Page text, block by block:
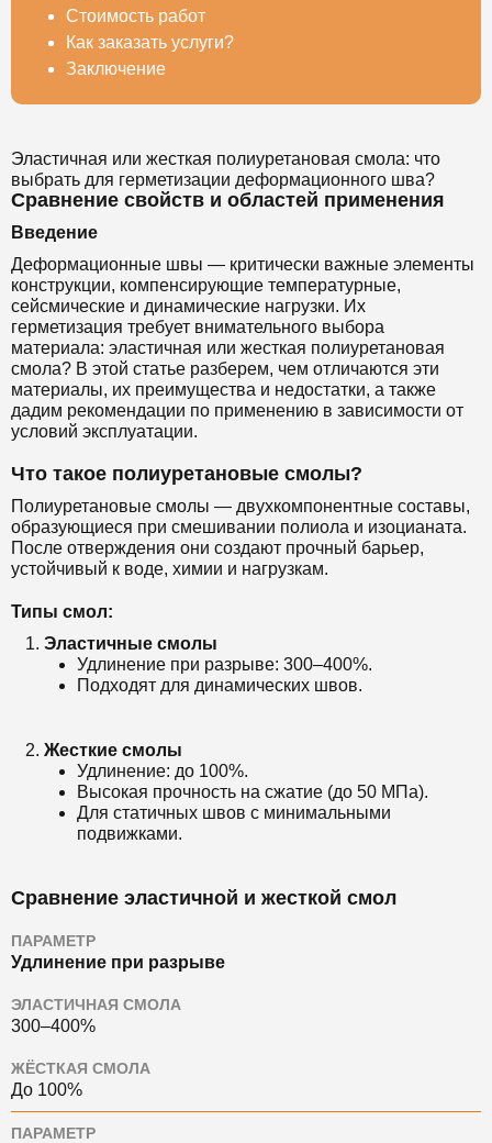
Стоимость работ
Как заказать услуги?
Заключение
Эластичная или жесткая полиуретановая смола: что
выбрать для герметизации деформационного шва?
Сравнение свойств и областей применения
Введение
Деформационные швы — критически важные элементы
конструкции, компенсирующие температурные,
сейсмические и динамические нагрузки. Их
герметизация требует внимательного выбора
материала: эластичная или жесткая полиуретановая
смола? В этой статье разберем, чем отличаются эти
материалы, их преимущества и недостатки, а также
дадим рекомендации по применению в зависимости от
условий эксплуатации.
Что такое полиуретановые смолы?
Полиуретановые смолы — двухкомпонентные составы,
образующиеся при смешивании полиола и изоцианата.
После отверждения они создают прочный барьер,
устойчивый к воде, химии и нагрузкам.
Типы смол:
Эластичные смолы
Удлинение при разрыве: 300–400%.
Подходят для динамических швов.
Жесткие смолы
Удлинение: до 100%.
Высокая прочность на сжатие (до 50 МПа).
Для статичных швов с минимальными
подвижками.
Сравнение эластичной и жесткой смол
ПАРАМЕТР
Удлинение при разрыве
ЭЛАСТИЧНАЯ СМОЛА
300–400%
ЖЁСТКАЯ СМОЛА
До 100%
ПАРАМЕТР